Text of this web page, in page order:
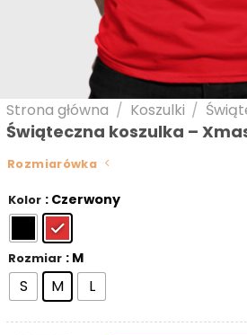
Strona główna / Koszulki /
Świąteczna koszulka –
Rozmiarówka
Kolor : Czerwony
Rozmiar : M
S M L